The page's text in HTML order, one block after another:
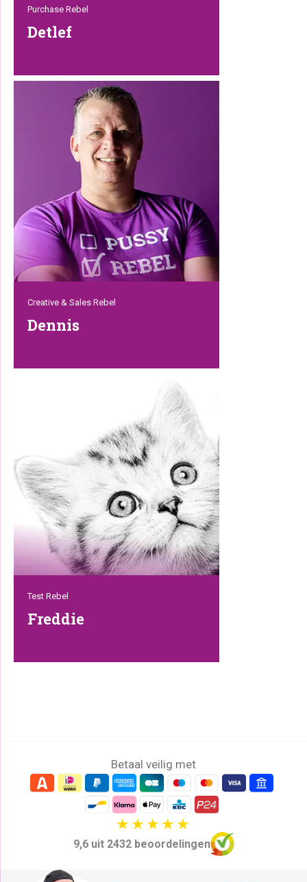
Purchase Rebel
Detlef
topper is medeoprichter van Petrebels
en heeft maar liefst meer dan
vijfentwintig jaar ervaring in de
huisdierenbranche. Best indrukwekkend.
Zonder Detlef zijn we echt nergens, want
door zijn kennis van de cultuur in het
Verre Oosten werken we op een hele
fijne manier samen met onze partners in
Azië.
Creative & Sales Rebel
Dennis
van de creatieve breinen van het merk.
Alsof dat nog niet genoeg is, heeft hij ook
altijd nieuwe ideeën over hoe dingen
beter, sneller of makkelijker kunnen.
Dennis is trots op zijn team en werkt
keihard. Maar nooit zonder uit het oog te
verliezen dat het leuk moet zijn én
blijven!
Test Rebel
Freddie
Betaal veilig met
9,6 uit 2432 beoordelingen